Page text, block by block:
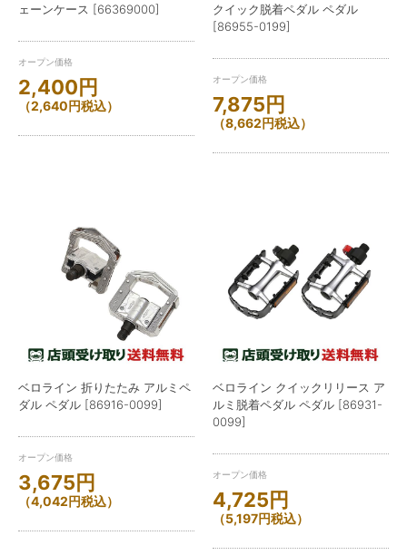
ェーンケース [66369000]
オープン価格
2,400円
（2,640円税込）
クイック脱着ペダル ペダル
[86955-0199]
オープン価格
7,875円
（8,662円税込）
ベロライン 折りたたみ アルミペ
ダル ペダル [86916-0099]
オープン価格
3,675円
（4,042円税込）
ベロライン クイックリリース ア
ルミ脱着ペダル ペダル [86931-
0099]
オープン価格
4,725円
（5,197円税込）